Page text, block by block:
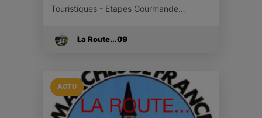
Touristiques - Etapes Gourmande…
La Route...09
ACTU